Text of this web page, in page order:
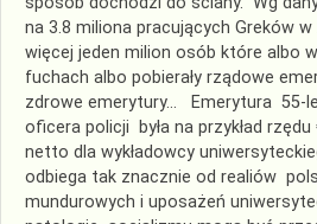
na 3.8 miliona pracujących Greków
więcej jeden milion osób które albo
fuchach albo pobierały rządowe
zdrowe emerytury… Emerytura 55-
oficera policji była na przykład
netto dla wykładowcy
odbiega tak znacznie od realiów
mundurowych i uposażeń